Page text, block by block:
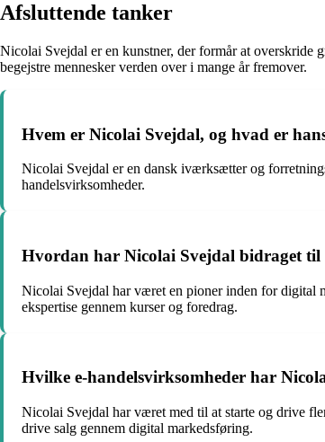
Afsluttende tanker
Nicolai Svejdal er en kunstner, der formår at overskride
begejstre mennesker verden over i mange år fremover.
Hvem er Nicolai Svejdal, og hvad er
Nicolai Svejdal er en dansk iværksætter og
handelsvirksomheder.
Hvordan har Nicolai Svejdal bidraget
Nicolai Svejdal har været en pioner inden for digital
ekspertise gennem kurser og foredrag.
Hvilke e-handelsvirksomheder har
Nicolai Svejdal har været med til at starte og drive
drive salg gennem digital markedsføring.